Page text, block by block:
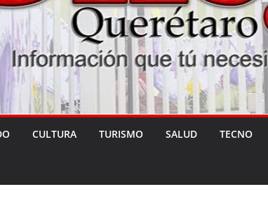
CULTURA TURISMO SALUD TECNO